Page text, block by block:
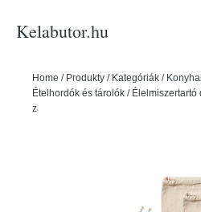
Kelabutor.hu
Home / Produkty / Kategóriák /
Ételhordók és tárolók / Élelmiszertartó
zacskó újrahasznosított pamutból -